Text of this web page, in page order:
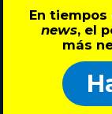
En
news, el
más